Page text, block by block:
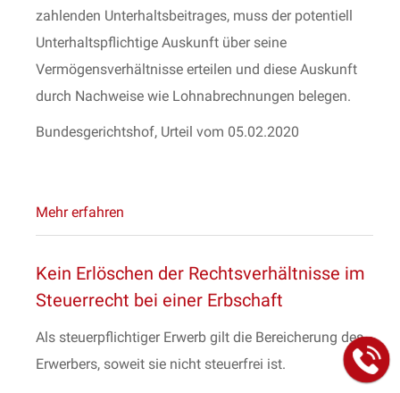
zahlenden Unterhaltsbeitrages, muss der potentiell
Unterhaltspflichtige Auskunft über seine
Vermögensverhältnisse erteilen und diese Auskunft
durch Nachweise wie Lohnabrechnungen belegen.
Bundesgerichtshof, Urteil vom 05.02.2020
Mehr erfahren
Kein Erlöschen der Rechtsverhältnisse im
Steuerrecht bei einer Erbschaft
Als steuerpflichtiger Erwerb gilt die Bereicherung des
Erwerbers, soweit sie nicht steuerfrei ist.